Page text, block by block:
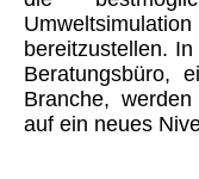
bereitzustellen.
Beratungsbüro,
Branche,
auf ein neues